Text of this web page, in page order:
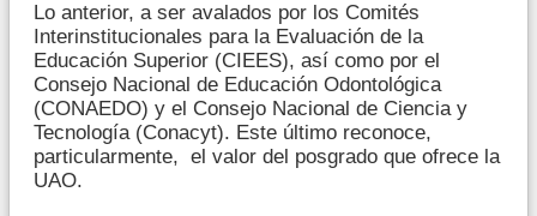
Lo anterior, a ser avalados por los Comités
Interinstitucionales para la Evaluación de la
Educación Superior (CIEES), así como por el
Consejo Nacional de Educación Odontológica
(CONAEDO) y el Consejo Nacional de Ciencia y
Tecnología (Conacyt). Este último reconoce,
particularmente, el valor del posgrado que ofrece la
UAO.